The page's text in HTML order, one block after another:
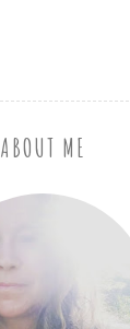
ABOUT ME